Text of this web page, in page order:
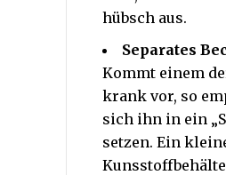
hübsch aus.
Separates
Kommt einem
krank vor, so
sich ihn in ein
setzen. Ein